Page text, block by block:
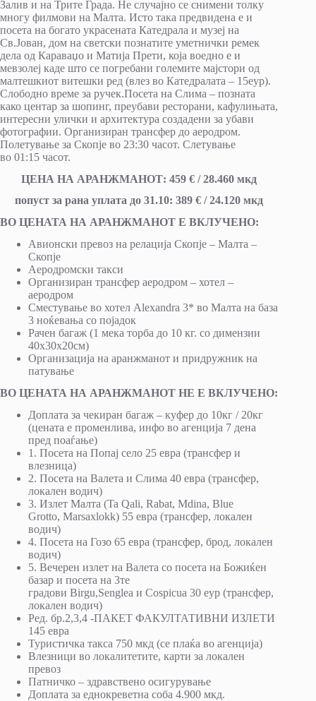
Залив и на Трите Града. Не случајно се снимени толку
многу филмови на Малта. Исто така предвидена е и
посета на богато украсената Катедрала и музеј на
Св.Јован, дом на светски познатите уметнички ремек
дела од Караваџо и Матија Прети, која воедно е и
мевзолеј каде што се погребани големите мајстори од
малтешкиот витешки ред (влез во Катедралата – 15еур).
Слободно време за ручек.Посета на Слима – позната
како центар за шопинг, преубави ресторани, кафулињата,
интересни улички и архитектура создадени за убави
фотографии. Организиран трансфер до аеродром.
Полетување за Скопје во 23:30 часот. Слетување
во 01:15 часот.
ЦЕНА НА АРАНЖМАНОТ: 459 € / 28.460 мкд
попуст за ранa уплатa до 31.10: 389 € / 24.120 мкд
ВО ЦЕНАТА НА АРАНЖМАНОТ Е ВКЛУЧЕНО:
Авионски превоз на релација Скопје – Малта –
Скопје
Аеродромски такси
Организиран трансфер аеродром – хотел –
аеродром
Сместување во хотел Alexandra 3* во Малта на база
3 ноќевања со појадок
Рачен багаж (1 мека торба до 10 кг. со димензии
40х30х20см)
Организација на аранжманот и придружник на
патување
ВО ЦЕНАТА НА АРАНЖМАНОТ НЕ Е ВКЛУЧЕНО:
Доплата за чекиран багаж – куфер до 10кг / 20кг
(цената е променлива, инфо во агенција 7 дена
пред поаѓање)
1. Посета на Попај село 25 евра (трансфер и
влезница)
2. Посета на Валета и Слима 40 евра (трансфер,
локален водич)
3. Излет Малта (Ta Qali, Rabat, Mdina, Blue
Grotto, Marsaxlokk) 55 евра (трансфер, локален
водич)
4. Посета на Гозо 65 евра (трансфер, брод, локален
водич)
5. Вечерен излет на Валета со посета на Божиќен
базар и посета на 3те
градови Birgu,Senglea и Cospicua 30 еур (трансфер,
локален водич)
Ред. бр.2,3,4 -ПАКЕТ ФАКУЛТАТИВНИ ИЗЛЕТИ
145 евра
Туристичка такса 750 мкд (се плаќа во агенција)
Влезници во локалитетите, карти за локален
превоз
Патничко – здравствено осигурување
Доплата за еднокреветна соба 4.900 мкд.